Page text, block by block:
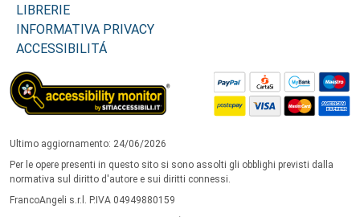
LIBRERIE
INFORMATIVA PRIVACY
ACCESSIBILITÁ
Ultimo aggiornamento: 24/06/2026
Per le opere presenti in questo sito si sono assolti gli obblighi previsti dalla
normativa sul diritto d'autore e sui diritti connessi.
FrancoAngeli s.r.l. P.IVA 04949880159